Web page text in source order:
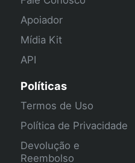
Apoiador
Mídia Kit
API
Políticas
Termos de Uso
Política de Privacidade
Devolução e
Reembolso